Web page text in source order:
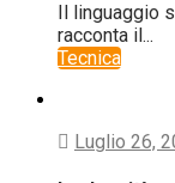
Il linguaggio
racconta il...
Tecnica
Luglio 26,